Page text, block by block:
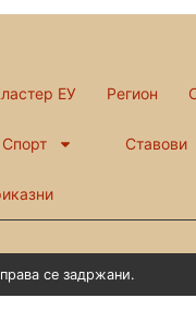
ЕУ Регион
Спорт Ставови
се задржани.